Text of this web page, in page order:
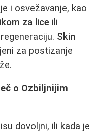
i osvežavanje, kao
za lice ili
Skin
za postizanje
o Ozbiljnijim
dovoljni, ili kada je